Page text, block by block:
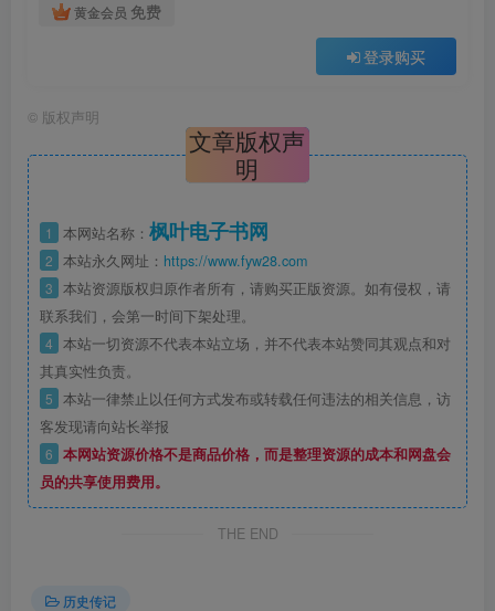
黄金会员 免费
登录购买
© 版权声明
文章版权声
明
1 本网站名称： 枫叶电子书网
2 本站永久网址： https://www.fyw28.com
3 本站资源版权归原作者所有，请购买正版资源。如有侵权，请
联系我们，会第一时间下架处理。
4 本站一切资源不代表本站立场，并不代表本站赞同其观点和对
其真实性负责。
5 本站一律禁止以任何方式发布或转载任何违法的相关信息，访
客发现请向站长举报
6 本网站资源价格不是商品价格，而是整理资源的成本和网盘会
员的共享使用费用。
THE END
历史传记